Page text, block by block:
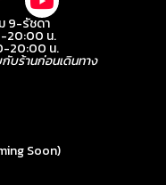
9-รัชดา
20:00 น.
20:00 น.
ร้านก่อนเดินทาง
Soon)